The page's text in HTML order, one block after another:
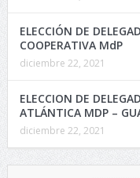
ELECCIÓN DE
COOPERATIVA MdP
diciembre 22, 2021
ELECCION DE
ATLÁNTICA MDP –
diciembre 22, 2021